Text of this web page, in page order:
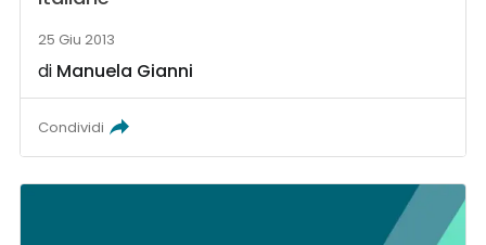
25 Giu 2013
di Manuela Gianni
Condividi